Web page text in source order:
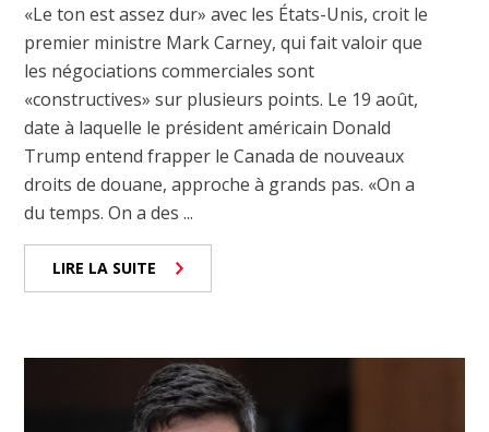
«Le ton est assez dur» avec les États-Unis, croit le
premier ministre Mark Carney, qui fait valoir que
les négociations commerciales sont
«constructives» sur plusieurs points. Le 19 août,
date à laquelle le président américain Donald
Trump entend frapper le Canada de nouveaux
droits de douane, approche à grands pas. «On a
du temps. On a des ...
LIRE LA SUITE